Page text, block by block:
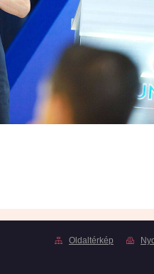
Oldaltérkép